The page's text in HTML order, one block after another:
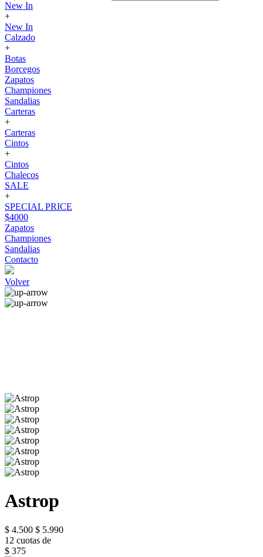
New In
+
New In
Calzado
+
Botas
Borcegos
Zapatos
Championes
Sandalias
Carteras
+
Carteras
Cintos
+
Cintos
Chalecos
SALE
+
SPECIAL PRICE
$4000
Zapatos
Championes
Sandalias
Contacto
Volver
Astrop
$ 4.500 $ 5.990
12 cuotas de
$ 375